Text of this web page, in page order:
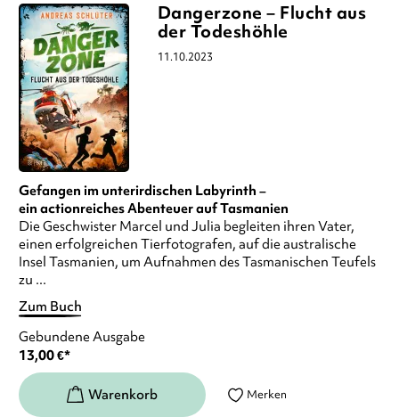
Dangerzone – Flucht aus
der Todeshöhle
11.10.2023
Gefangen im unterirdischen Labyrinth –
ein actionreiches Abenteuer auf Tasmanien
Die Geschwister Marcel und Julia begleiten ihren Vater,
einen erfolgreichen Tierfotografen, auf die australische
Insel Tasmanien, um Aufnahmen des Tasmanischen Teufels
zu ...
Zum Buch
Gebundene Ausgabe
13,00€*
Merken